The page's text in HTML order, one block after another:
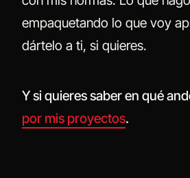
empaquetando lo que voy
dártelo a ti, si quieres.
Y si quieres saber en qué
por mis proyectos.